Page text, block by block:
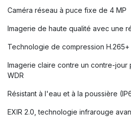
Caméra réseau à puce fixe de 4 MP
Imagerie de haute qualité avec une
Technologie de compression
Imagerie claire contre un contre-jour
WDR
Résistant à l'eau et à la poussière
EXIR 2.0, technologie infrarouge